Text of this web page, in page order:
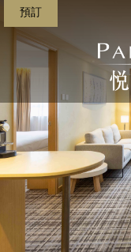
預訂